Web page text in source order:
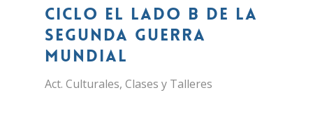
Hit enter to search or ESC to close
Ciclo El Lado B de la
Segunda Guerra
Mundial
Act. Culturales, Clases y Talleres